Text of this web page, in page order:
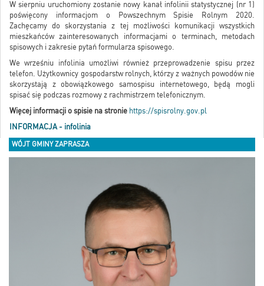
W sierpniu uruchomiony zostanie nowy kanał infolinii statystycznej (nr 1)
poświęcony informacjom o Powszechnym Spisie Rolnym 2020.
Zachęcamy do skorzystania z tej możliwości komunikacji wszystkich
mieszkańców zainteresowanych informacjami o terminach, metodach
spisowych i zakresie pytań formularza spisowego.
We wrześniu infolinia umożliwi również przeprowadzenie spisu przez
telefon. Użytkownicy gospodarstw rolnych, którzy z ważnych powodów nie
skorzystają z obowiązkowego samospisu internetowego, będą mogli
spisać się podczas rozmowy z rachmistrzem telefonicznym.
Więcej informacji o spisie na stronie https://spisrolny.gov.pl
INFORMACJA - infolinia
WÓJT GMINY ZAPRASZA